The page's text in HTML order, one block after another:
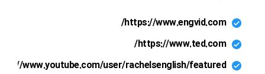
https://www.engvid.com/
https://www.ted.com/
www.youtube.com/user/rachelsenglish/featured